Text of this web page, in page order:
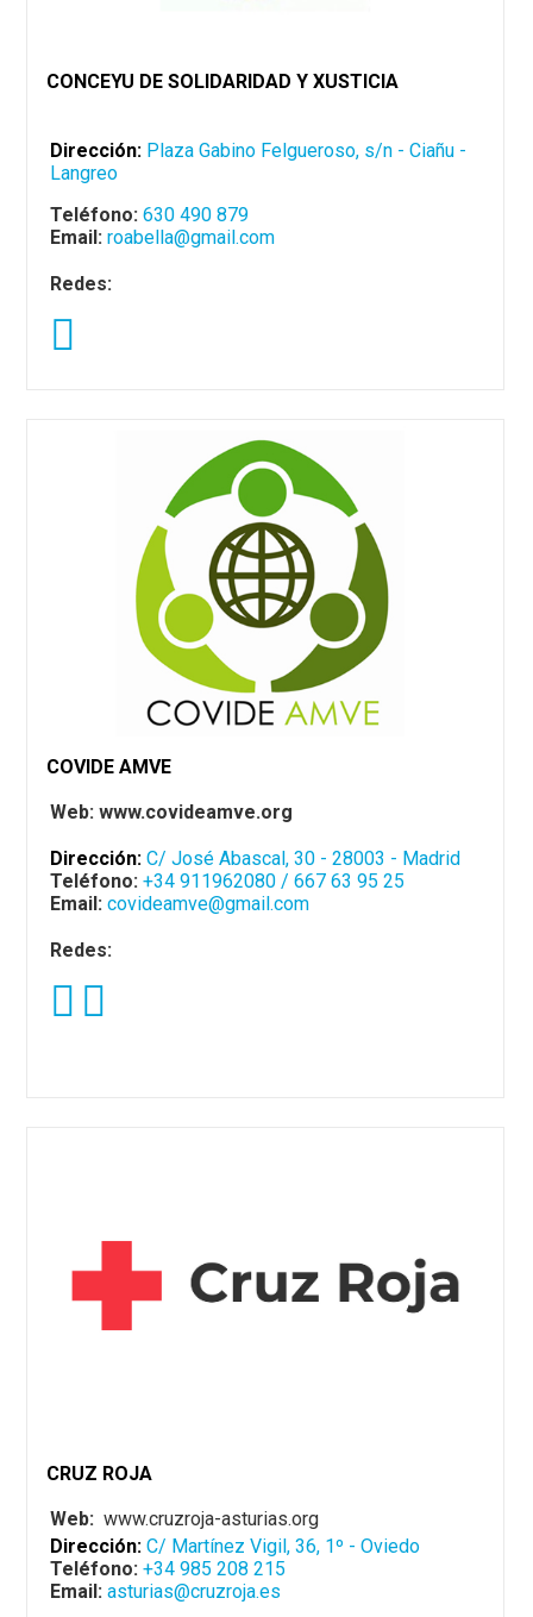
CONCEYU DE SOLIDARIDAD Y XUSTICIA
Dirección: Plaza Gabino Felgueroso, s/n - Ciañu -
Langreo
Teléfono:630 490 879
Email:roabella@gmail.com
Redes:
COVIDE AMVE
Web: www.covideamve.org
Dirección:C/ José Abascal, 30 - 28003 - Madrid
Teléfono:+34 911962080 / 667 63 95 25
Email:covideamve@gmail.com
Redes:
CRUZ ROJA
Web:www.cruzroja-asturias.org
Dirección:C/ Martínez Vigil, 36, 1º - Oviedo
Teléfono:+34 985 208 215
Email:asturias@cruzroja.es